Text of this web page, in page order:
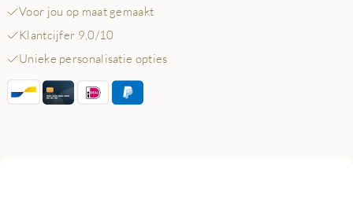
Voor jou op maat gemaakt
Klantcijfer 9,0/10
Unieke personalisatie opties